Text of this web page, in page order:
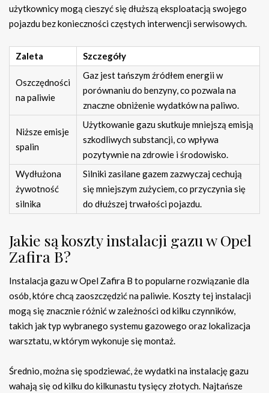
użytkownicy mogą cieszyć się dłuższą eksploatacją swojego
pojazdu bez konieczności częstych interwencji serwisowych.
Zaleta Szczegóły
Oszczędności
na paliwie
Gaz jest tańszym źródłem energii w
porównaniu do benzyny, co pozwala na
znaczne obniżenie wydatków na paliwo.
Niższe emisje
spalin
Użytkowanie gazu skutkuje mniejszą emisją
szkodliwych substancji, co wpływa
pozytywnie na zdrowie i środowisko.
Wydłużona
żywotność
silnika
Silniki zasilane gazem zazwyczaj cechują
się mniejszym zużyciem, co przyczynia się
do dłuższej trwałości pojazdu.
Jakie są koszty instalacji gazu w Opel
Zafira B?
Instalacja gazu w Opel Zafira B to popularne rozwiązanie dla
osób, które chcą zaoszczędzić na paliwie. Koszty tej instalacji
mogą się znacznie różnić w zależności od kilku czynników,
takich jak typ wybranego systemu gazowego oraz lokalizacja
warsztatu, w którym wykonuje się montaż.
Średnio, można się spodziewać, że wydatki na instalację gazu
wahają się od kilku do kilkunastu tysięcy złotych. Najtańsze